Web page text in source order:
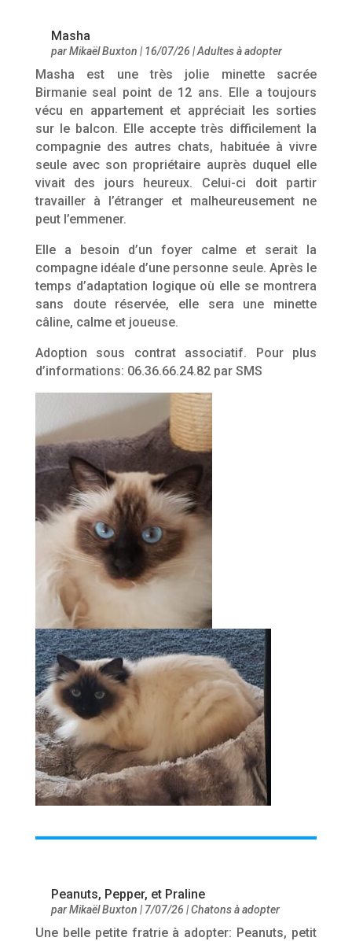
Masha
parMikaël Buxton | 16/07/26 |Adultes à adopter
Masha est une très jolie minette sacrée
Birmanie seal point de 12 ans. Elle a toujours
vécu en appartement et appréciait les sorties
sur le balcon. Elle accepte très difficilement la
compagnie des autres chats, habituée à vivre
seule avec son propriétaire auprès duquel elle
vivait des jours heureux. Celui-ci doit partir
travailler à l’étranger et malheureusement ne
peut l’emmener.
Elle a besoin d’un foyer calme et serait la
compagne idéale d’une personne seule. Après le
temps d’adaptation logique où elle se montrera
sans doute réservée, elle sera une minette
câline, calme et joueuse.
Adoption sous contrat associatif. Pour plus
d’informations: 06.36.66.24.82 par SMS
Peanuts, Pepper, et Praline
parMikaël Buxton | 7/07/26 |Chatons à adopter
Une belle petite fratrie à adopter: Peanuts, petit